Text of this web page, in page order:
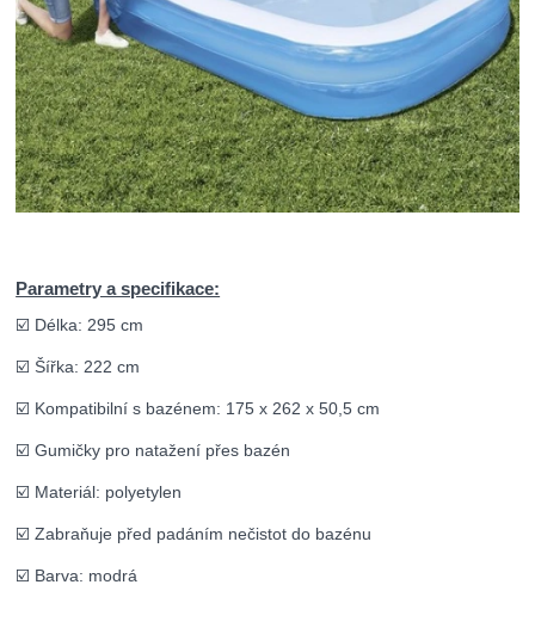
Parametry a specifikace:
☑️ Délka: 295 cm
☑️ Šířka: 222 cm
☑️ Kompatibilní s bazénem: 175 x 262 x 50,5 cm
☑️ Gumičky pro natažení přes bazén
☑️ Materiál: polyetylen
☑️ Zabraňuje před padáním nečistot do bazénu
☑️ Barva: modrá